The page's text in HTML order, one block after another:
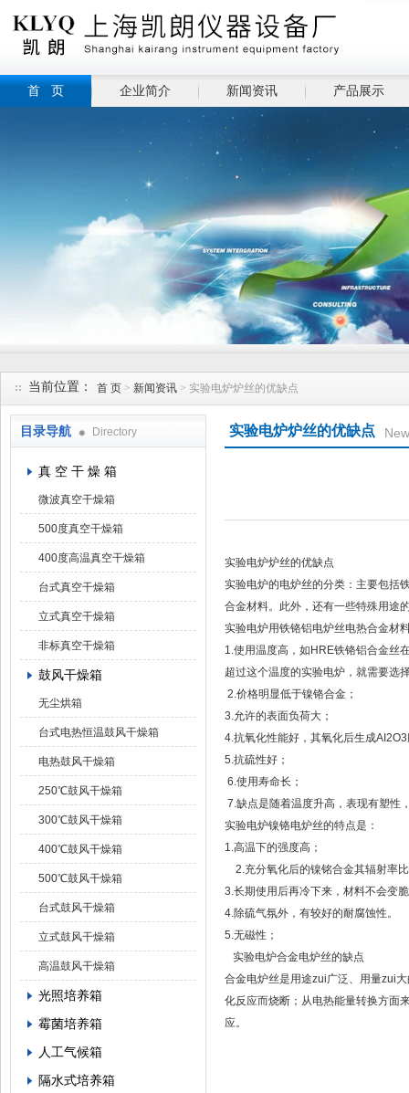
首 页 企业简介 新闻资讯 产品展示
当前位置： 首 页 > 新闻资讯 > 实验电炉炉丝的优缺点
目录导航 Directory
真 空 干 燥 箱
微波真空干燥箱
500度真空干燥箱
400度高温真空干燥箱
台式真空干燥箱
立式真空干燥箱
非标真空干燥箱
鼓风干燥箱
无尘烘箱
台式电热恒温鼓风干燥箱
电热鼓风干燥箱
250℃鼓风干燥箱
300℃鼓风干燥箱
400℃鼓风干燥箱
500℃鼓风干燥箱
台式鼓风干燥箱
立式鼓风干燥箱
高温鼓风干燥箱
光照培养箱
霉菌培养箱
人工气候箱
隔水式培养箱
实验电炉炉丝的优缺点
实验电炉炉丝的优缺点
实验电炉的电炉丝的分类：主要包括
合金材料。此外，还有一些特殊用途
实验电炉用铁铬铝电炉丝电热合金材
1.使用温度高，如HRE铁铬铝合金丝
超过这个温度的实验电炉，就需要选
2.价格明显低于镍铬合金；
3.允许的表面负荷大；
4.抗氧化性能好，其氧化后生成
5.抗硫性好；
6.使用寿命长；
7.缺点是随着温度升高，表现有塑性
实验电炉镍铬电炉丝的特点是：
1.高温下的强度高；
2.充分氧化后的镍铭合金其辐射率
3.长期使用后再冷下来，材料不会变
4.除硫气氛外，有较好的耐腐蚀性。
5.无磁性；
实验电炉合金电炉丝的缺点
合金电炉丝是用途zui广泛、用量zui
化反应而烧断；从电热能量转换方面
应。